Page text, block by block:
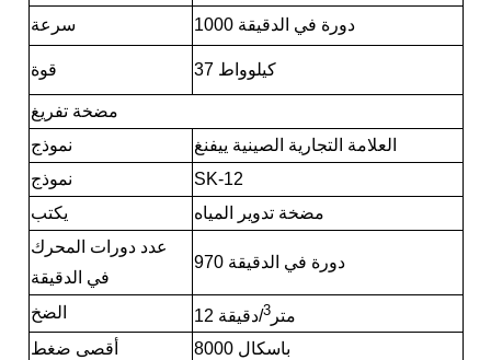
سرعة
1000 دورة في الدقيقة
قوة 37 كيلوواط
مضخة تفريغ
نموذج
العلامة التجارية الصينية ييفنغ
نموذج
SK-12
يكتب
مضخة تدوير المياه
عدد دورات المحرك
في الدقيقة
970 دورة في الدقيقة
الضخ 12 متر3/دقيقة
أقصى ضغط
8000 باسكال